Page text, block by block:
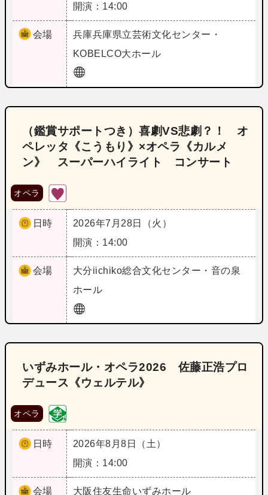
開演：14:00
会場 兵庫兵庫県立芸術文化センター・
KOBELCO大ホール
（鑑賞サポートつき）喜劇VS悲劇？！ オ
ペレッタ《こうもり》×オペラ《カルメ
ン》 スーパーハイライト コンサート
オペラ
日時
2026年7月28日（火）
開演：14:00
会場 大分iichiko総合文化センター・音の泉
ホール
いずみホール・オペラ2026 佐藤正浩プロ
デュース《ウェルテル》
オペラ
日時
2026年8月8日（土）
開演：14:00
会場 大阪住友生命いずみホール